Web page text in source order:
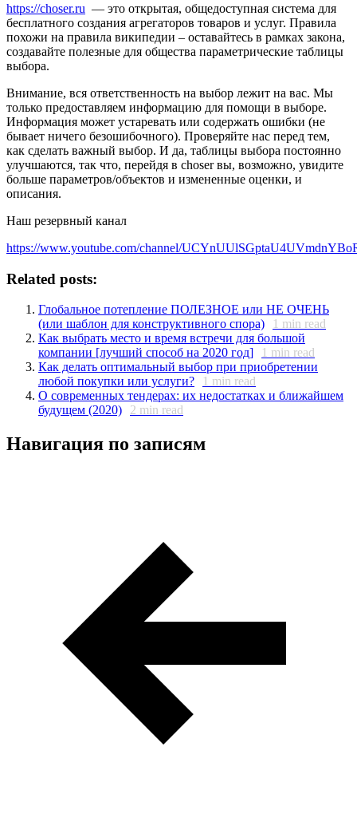
https://choser.ru — это открытая, общедоступная система для
бесплатного создания агрегаторов товаров и услуг. Правила
похожи на правила википедии – оставайтесь в рамках закона,
создавайте полезные для общества параметрические таблицы
выбора.
Внимание, вся ответственность на выбор лежит на вас. Мы
только предоставляем информацию для помощи в выборе.
Информация может устаревать или содержать ошибки (не
бывает ничего безошибочного). Проверяйте нас перед тем,
как сделать важный выбор. И да, таблицы выбора постоянно
улучшаются, так что, перейдя в choser вы, возможно, увидите
больше параметров/объектов и измененные оценки, и
описания.
Наш резервный канал
https://www.youtube.com/channel/
Related posts:
Глобальное потепление ПОЛЕЗНОЕ или НЕ ОЧЕНЬ
(или шаблон для конструктивного спора)
1 min read
Как выбрать место и время встречи для большой
компании [лучший способ на 2020 год]
1 min read
Как делать оптимальный выбор при приобретении
любой покупки или услуги?
1 min read
О современных тендерах: их недостатках и ближайшем
будущем (2020)
2 min read
Навигация по записям